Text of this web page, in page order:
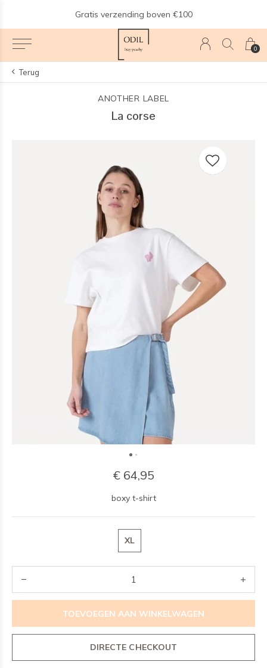
0
Gratis verzending boven €100
Terug
ANOTHER LABEL
La corse
€ 64,95
boxy t-shirt
XL
TOEVOEGEN AAN WINKELWAGEN
DIRECTE CHECKOUT